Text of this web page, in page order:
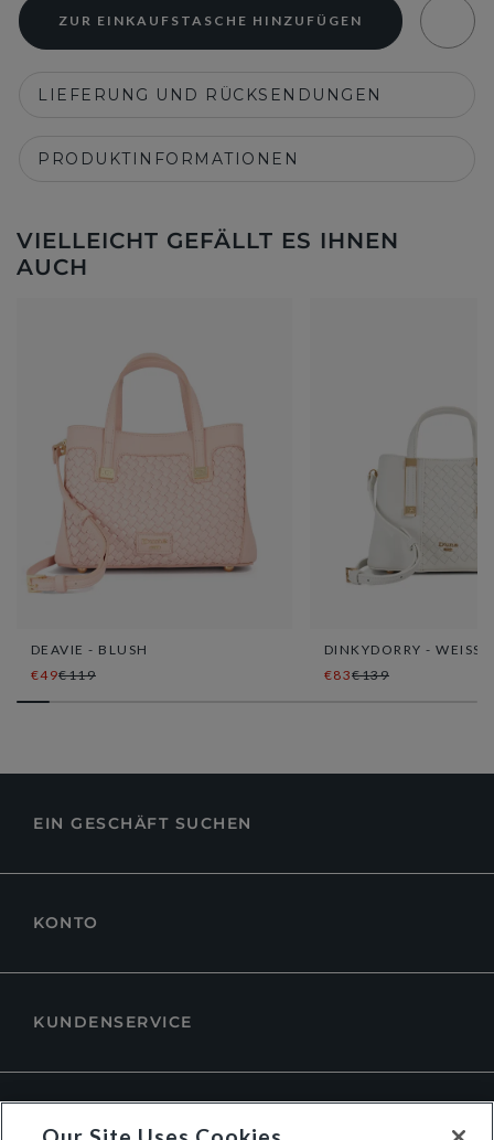
ZUR EINKAUFSTASCHE HINZUFÜGEN
LIEFERUNG UND RÜCKSENDUNGEN
PRODUKTINFORMATIONEN
VIELLEICHT GEFÄLLT ES IHNEN
AUCH
DEAVIE - BLUSH
€49€119
DINKYDORRY - WEISS
€83€139
EIN GESCHÄFT SUCHEN
KONTO
KUNDENSERVICE